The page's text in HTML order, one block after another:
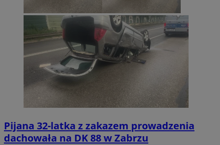
Pijana 32-latka z zakazem prowadzenia
dachowała na DK 88 w Zabrzu